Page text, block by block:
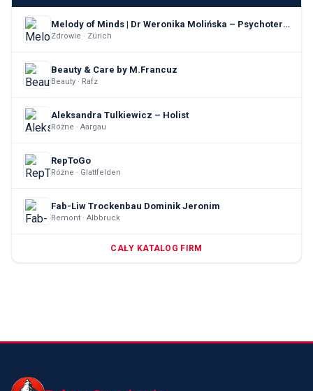
Melody of Minds | Dr Weronika Molińska – Psychoterapia indywidualna & Terapia par
Zdrowie · Zürich
Beauty & Care by M.Francuz
Beauty · Rafz
Aleksandra Tulkiewicz – Holist
Różne · Aargau
RepToGo
Różne · Glattfelden
Fab-Liw Trockenbau Dominik Jeronim
Remont · Albbruck
CAŁY KATALOG FIRM